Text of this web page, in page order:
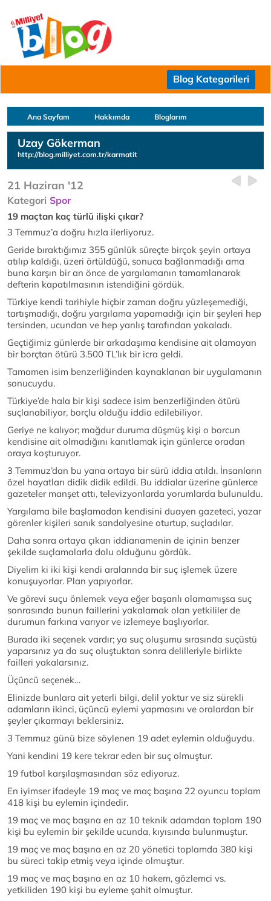
Blog Kategorileri
Ana Sayfam Hakkımda Bloglarım
Uzay Gökerman
http://blog.milliyet.com.tr/karmatit
21 Haziran '12
Kategori Spor
19 maçtan kaç türlü ilişki çıkar?
3 Temmuz’a doğru hızla ilerliyoruz.
Geride bıraktığımız 355 günlük süreçte birçok şeyin ortaya
atılıp kaldığı, üzeri örtüldüğü, sonuca bağlanmadığı ama
buna karşın bir an önce de yargılamanın tamamlanarak
defterin kapatılmasının istendiğini gördük.
Türkiye kendi tarihiyle hiçbir zaman doğru yüzleşemediği,
tartışmadığı, doğru yargılama yapamadığı için bir şeyleri hep
tersinden, ucundan ve hep yanlış tarafından yakaladı.
Geçtiğimiz günlerde bir arkadaşıma kendisine ait olamayan
bir borçtan ötürü 3.500 TL’lık bir icra geldi.
Tamamen isim benzerliğinden kaynaklanan bir uygulamanın
sonucuydu.
Türkiye’de hala bir kişi sadece isim benzerliğinden ötürü
suçlanabiliyor, borçlu olduğu iddia edilebiliyor.
Geriye ne kalıyor; mağdur duruma düşmüş kişi o borcun
kendisine ait olmadığını kanıtlamak için günlerce oradan
oraya koşturuyor.
3 Temmuz’dan bu yana ortaya bir sürü iddia atıldı. İnsanların
özel hayatları didik didik edildi. Bu iddialar üzerine günlerce
gazeteler manşet attı, televizyonlarda yorumlarda bulunuldu.
Yargılama bile başlamadan kendisini duayen gazeteci, yazar
görenler kişileri sanık sandalyesine oturtup, suçladılar.
Daha sonra ortaya çıkan iddianamenin de içinin benzer
şekilde suçlamalarla dolu olduğunu gördük.
Diyelim ki iki kişi kendi aralarında bir suç işlemek üzere
konuşuyorlar. Plan yapıyorlar.
Ve görevi suçu önlemek veya eğer başarılı olamamışsa suç
sonrasında bunun faillerini yakalamak olan yetkililer de
durumun farkına varıyor ve izlemeye başlıyorlar.
Burada iki seçenek vardır; ya suç oluşumu sırasında suçüstü
yaparsınız ya da suç oluştuktan sonra delilleriyle birlikte
failleri yakalarsınız.
Üçüncü seçenek…
Elinizde bunlara ait yeterli bilgi, delil yoktur ve siz sürekli
adamların ikinci, üçüncü eylemi yapmasını ve oralardan bir
şeyler çıkarmayı beklersiniz.
3 Temmuz günü bize söylenen 19 adet eylemin olduğuydu.
Yani kendini 19 kere tekrar eden bir suç olmuştur.
19 futbol karşılaşmasından söz ediyoruz.
En iyimser ifadeyle 19 maç ve maç başına 22 oyuncu toplam
418 kişi bu eylemin içindedir.
19 maç ve maç başına en az 10 teknik adamdan toplam 190
kişi bu eylemin bir şekilde ucunda, kıyısında bulunmuştur.
19 maç ve maç başına en az 20 yönetici toplamda 380 kişi
bu süreci takip etmiş veya içinde olmuştur.
19 maç ve maç başına en az 10 hakem, gözlemci vs.
yetkiliden 190 kişi bu eyleme şahit olmuştur.